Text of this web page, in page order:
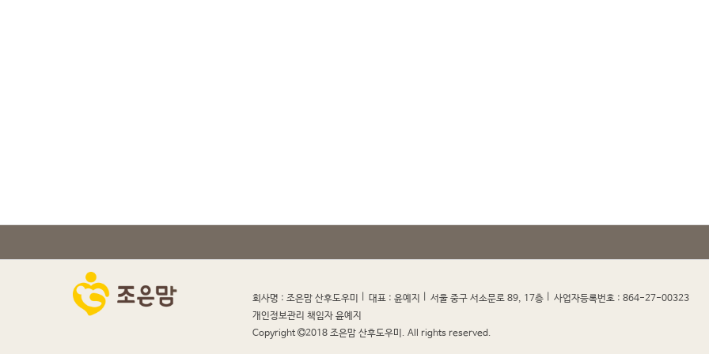
회사명 : 조은맘 산후도우미 대표 : 윤예지 서울 중구 서소문로 89, 17층 사업자등록번호 : 864-27-00323
개인정보관리 책임자 윤예지
Copyright
2018 조은맘 산후도우미. All rights reserved.